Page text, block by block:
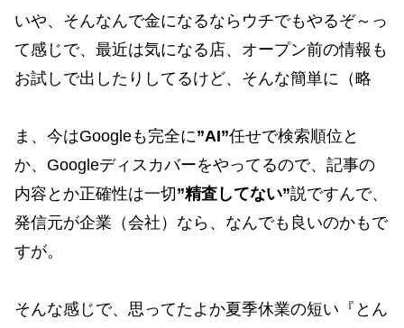
いや、そんなんで金になるならウチでもやるぞ～っ
て感じで、最近は気になる店、オープン前の情報も
お試しで出したりしてるけど、そんな簡単に（略
ま、今はGoogleも完全に”AI”任せで検索順位と
か、Googleディスカバーをやってるので、記事の
内容とか正確性は一切 ”精査してない”説ですんで、
発信元が企業（会社）なら、なんでも良いのかもで
すが。
そんな感じで、思ってたよか夏季休業の短い『とん